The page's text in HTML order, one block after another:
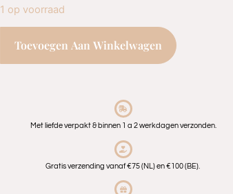
1 op voorraad
Toevoegen Aan Winkelwagen
Met liefde verpakt & binnen 1 a 2 werkdagen verzonden.
Gratis verzending vanaf €75 (NL) en €100 (BE).